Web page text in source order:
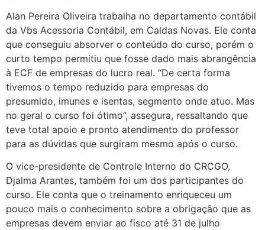
Alan Pereira Oliveira trabalha no departamento contábil
da Vbs Acessoria Contábil, em Caldas Novas. Ele conta
que conseguiu absorver o conteúdo do curso, porém o
curto tempo permitiu que fosse dado mais abrangência
à ECF de empresas do lucro real. “De certa forma
tivemos o tempo reduzido para empresas do
presumido, imunes e isentas, segmento onde atuo. Mas
no geral o curso foi ótimo”, assegura, ressaltando que
teve total apoio e pronto atendimento do professor
para as dúvidas que surgiram mesmo após o curso.
O vice-presidente de Controle Interno do CRCGO,
Djalma Arantes, também foi um dos participantes do
curso. Ele conta que o treinamento enriqueceu um
pouco mais o conhecimento sobre a obrigação que as
empresas devem enviar ao fisco até 31 de julho